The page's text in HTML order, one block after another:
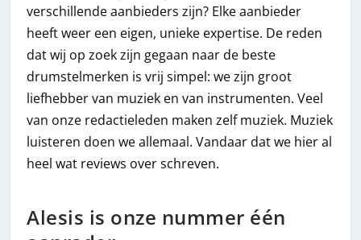
verschillende aanbieders zijn? Elke aanbieder
heeft weer een eigen, unieke expertise. De reden
dat wij op zoek zijn gegaan naar de beste
drumstelmerken is vrij simpel: we zijn groot
liefhebber van muziek en van instrumenten. Veel
van onze redactieleden maken zelf muziek. Muziek
luisteren doen we allemaal. Vandaar dat we hier al
heel wat reviews over schreven.
Alesis is onze nummer één